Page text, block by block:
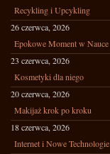
Recykling i Upcykling
26 czerwca, 2026
Epokowe Moment w Nauce
23 czerwca, 2026
Kosmetyki dla niego
20 czerwca, 2026
Makijaż krok po kroku
18 czerwca, 2026
Internet i Nowe Technologie